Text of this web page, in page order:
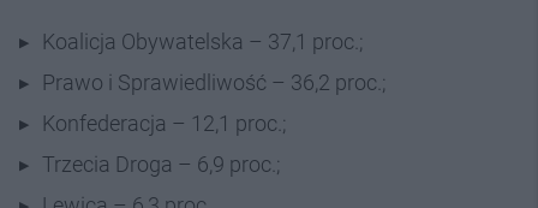
Koalicja Obywatelska – 37,1 proc.;
Prawo i Sprawiedliwość – 36,2 proc.;
Konfederacja – 12,1 proc.;
Trzecia Droga – 6,9 proc.;